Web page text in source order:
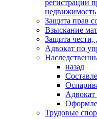
регистрации
недвижимость
Защита прав
Взыскание
Защита чести,
Адвокат по
назад
Адвокат
Трудовые